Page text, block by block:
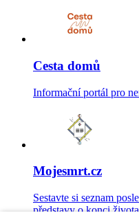
Cesta domů
Informační portál pro
Mojesmrt.cz
Sestavte si seznam
představy o konci života